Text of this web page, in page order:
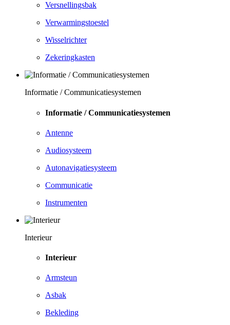
Versnellingsbak
Verwarmingstoestel
Wisselrichter
Zekeringkasten
Informatie / Communicatiesystemen
Informatie / Communicatiesystemen
Antenne
Audiosysteem
Autonavigatiesysteem
Communicatie
Instrumenten
Interieur
Interieur
Armsteun
Asbak
Bekleding